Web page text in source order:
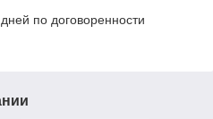
по договоренности